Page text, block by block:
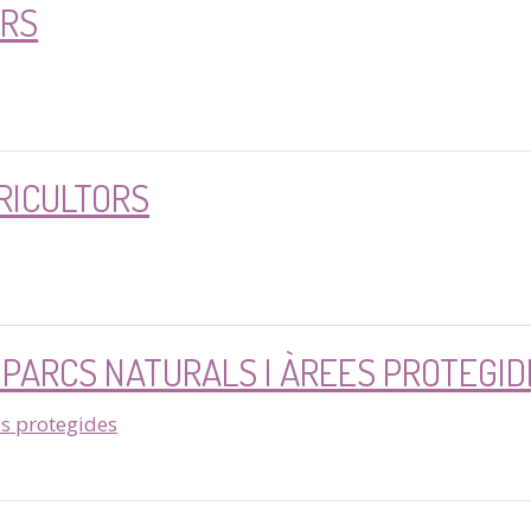
NATURALS I ÀREES
protegides